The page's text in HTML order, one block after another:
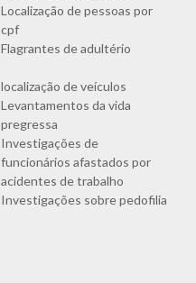
Localização de pessoas por
cpf
Flagrantes de adultério
localização de veículos
Levantamentos da vida
pregressa
Investigações de
funcionários afastados por
acidentes de trabalho
Investigações sobre pedofilia